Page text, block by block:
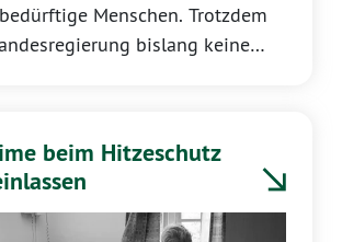
Menschen. Trotzdem
bislang keine
die Kosten allein den
ihren Familien aufzubürden.
beim Hitzeschutz